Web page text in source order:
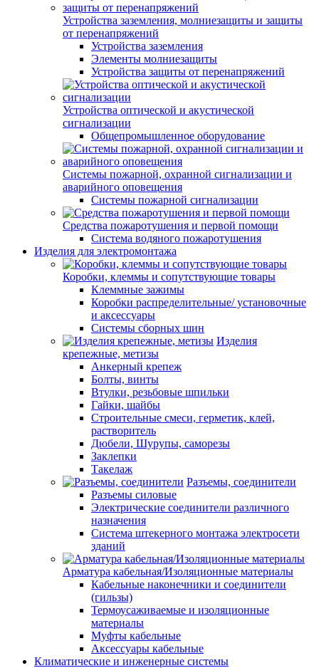
Устройства заземления, молниезащиты и защиты
от перенапряжений
Устройства заземления
Элементы молниезащиты
Устройства защиты от перенапряжений
Устройства оптической и акустической
сигнализации
Общепромышленное оборудование
Системы пожарной, охранной сигнализации и
аварийного оповещения
Системы пожарной сигнализации
Средства пожаротушения и первой помощи
Система водяного пожаротушения
Изделия для электромонтажа
Коробки, клеммы и сопутствующие товары
Клеммные зажимы
Коробки распределительные/ установочные
и аксессуары
Системы сборных шин
Изделия
крепежные, метизы
Анкерный крепеж
Болты, винты
Втулки, резьбовые шпильки
Гайки, шайбы
Строительные смеси, герметик, клей,
растворитель
Дюбели, Шурупы, саморезы
Заклепки
Такелаж
Разъемы, соединители
Разъемы силовые
Электрические соединители различного
назначения
Система штекерного монтажа электросети
зданий
Арматура кабельная/Изоляционные материалы
Кабельные наконечники и соединители
(гильзы)
Термоусаживаемые и изоляционные
материалы
Муфты кабельные
Аксессуары кабельные
Климатические и инженерные системы